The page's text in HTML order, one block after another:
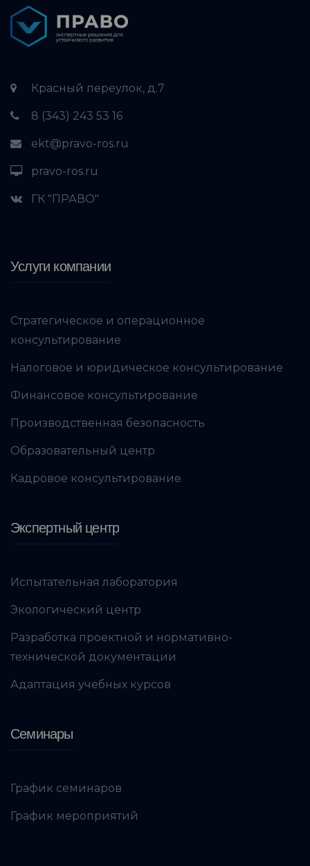
Красный переулок, д.7
8 (343) 243 53 16
ekt@pravo-ros.ru
pravo-ros.ru
ГК "ПРАВО"
Услуги компании
Стратегическое и операционное
консультирование
Налоговое и юридическое консультирование
Финансовое консультирование
Производственная безопасность
Образовательный центр
Кадровое консультирование
Экспертный центр
Испытательная лаборатория
Экологический центр
Разработка проектной и нормативно-
технической документации
Адаптация учебных курсов
Семинары
График семинаров
График мероприятий